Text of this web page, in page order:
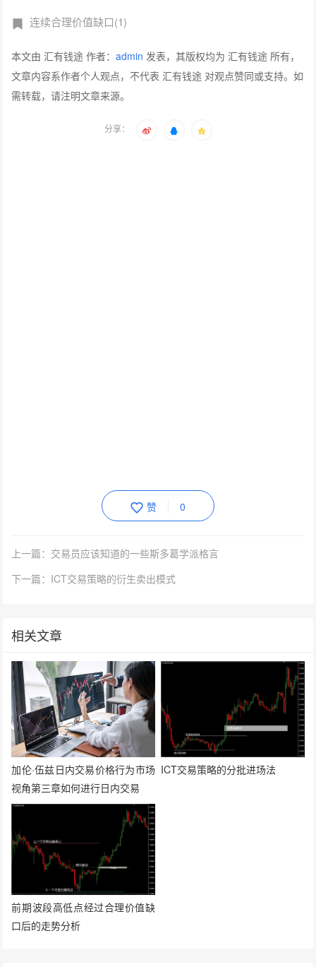
连续合理价值缺口(1)
本文由 汇有钱途 作者：admin 发表，其版权均为 汇有钱途 所有，
文章内容系作者个人观点，不代表 汇有钱途 对观点赞同或支持。如
需转载，请注明文章来源。
分享：
赞 0
上一篇：交易员应该知道的一些斯多葛学派格言
下一篇：ICT交易策略的衍生卖出模式
相关文章
加伦·伍兹日内交易价格行为市场
视角第三章如何进行日内交易
ICT交易策略的分批进场法
前期波段高低点经过合理价值缺
口后的走势分析